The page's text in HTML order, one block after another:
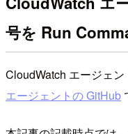
号を Run
CloudWatch エージェン
エージェントの GitHub